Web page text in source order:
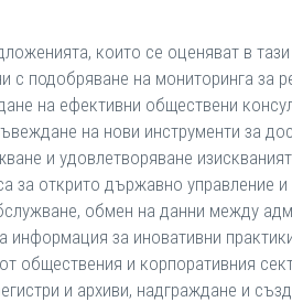
които се оценяват в тази
с подобряване на мониторинга за
на ефективни обществени
на нови инструменти за
и удовлетворяване
за открито държавно управление и
обмен на данни между
информация за иновативни
обществения и корпоративния
и архиви, надграждане и